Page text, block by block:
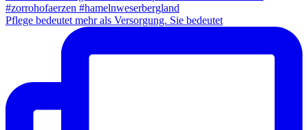
Pflege bedeutet mehr als Versorgung. Sie bedeutet